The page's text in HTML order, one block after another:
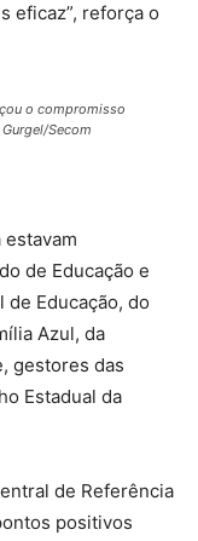
eficaz”, reforça o
o compromisso
Secom
de Educação e
de Educação, do
Azul, da
gestores das
Estadual da
de Referência
positivos